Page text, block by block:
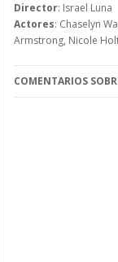
Director: Israel Luna
Actores: Chaselyn
Armstrong, Nicole
COMENTARIOS